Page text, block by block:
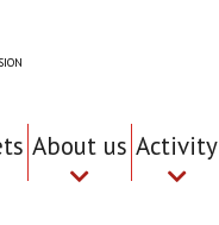
About us Activity